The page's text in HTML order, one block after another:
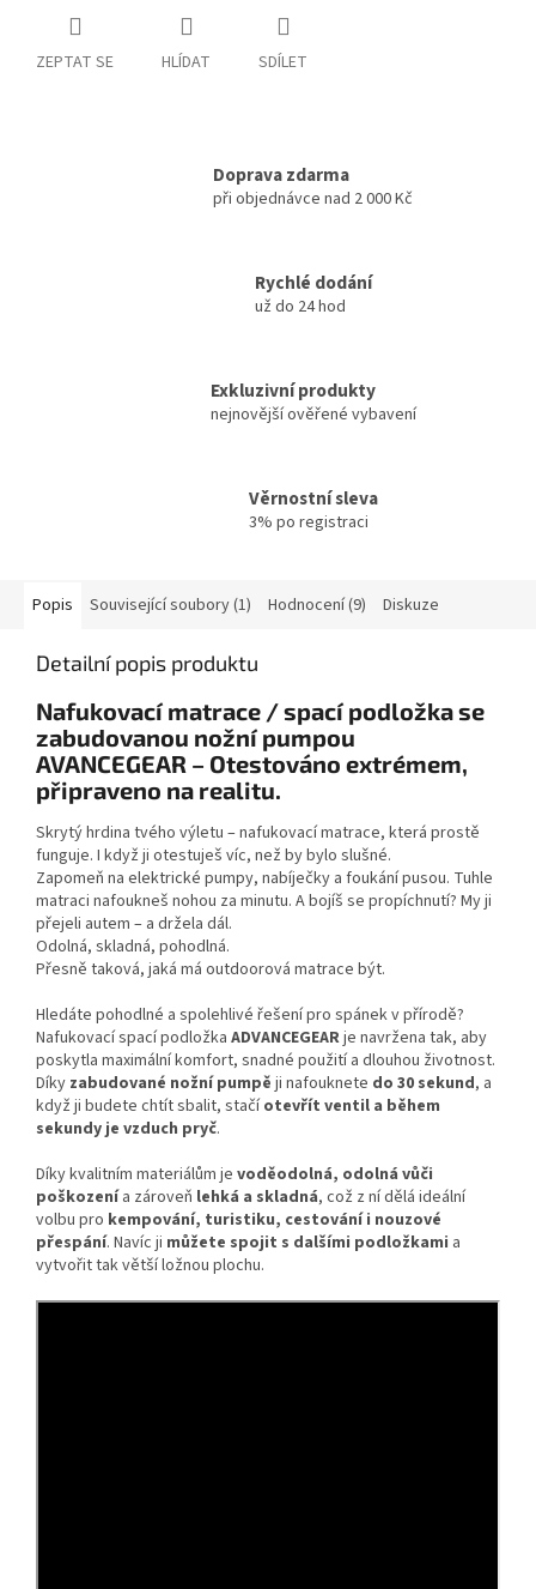
ZEPTAT SE HLÍDAT SDÍLET
Doprava zdarma
při objednávce nad 2 000 Kč
Rychlé dodání
už do 24 hod
Exkluzivní produkty
nejnovější ověřené vybavení
Věrnostní sleva
3% po registraci
Popis Související soubory (1) Hodnocení (9) Diskuze
Detailní popis produktu
Nafukovací matrace / spací podložka se
zabudovanou nožní pumpou
AVANCEGEAR – Otestováno extrémem,
připraveno na realitu.
Skrytý hrdina tvého výletu – nafukovací matrace, která prostě
funguje. I když ji otestuješ víc, než by bylo slušné.
Zapomeň na elektrické pumpy, nabíječky a foukání pusou. Tuhle
matraci nafoukneš nohou za minutu. A bojíš se propíchnutí? My ji
přejeli autem – a držela dál.
Odolná, skladná, pohodlná.
Přesně taková, jaká má outdoorová matrace být.
Hledáte pohodlné a spolehlivé řešení pro spánek v přírodě?
Nafukovací spací podložka ADVANCEGEARje navržena tak, aby
poskytla maximální komfort, snadné použití a dlouhou životnost.
Díky zabudované nožní pumpě ji nafouknete do 30 sekund, a
když ji budete chtít sbalit, stačíotevřít ventil a během
sekundy je vzduch pryč.
Díky kvalitním materiálům je voděodolná, odolná vůči
poškozenía zároveň lehká a skladná, což z ní dělá ideální
volbu pro kempování, turistiku, cestování i nouzové
přespání. Navíc ji můžete spojit s dalšími podložkami a
vytvořit tak větší ložnou plochu.